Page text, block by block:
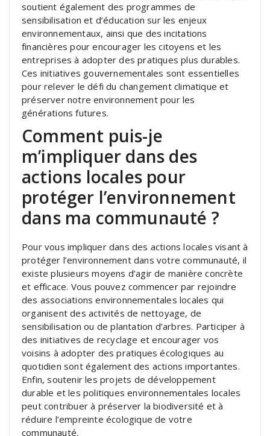
soutient également des programmes de
sensibilisation et d’éducation sur les enjeux
environnementaux, ainsi que des incitations
financières pour encourager les citoyens et les
entreprises à adopter des pratiques plus durables.
Ces initiatives gouvernementales sont essentielles
pour relever le défi du changement climatique et
préserver notre environnement pour les
générations futures.
Comment puis-je
m’impliquer dans des
actions locales pour
protéger l’environnement
dans ma communauté ?
Pour vous impliquer dans des actions locales visant à
protéger l’environnement dans votre communauté, il
existe plusieurs moyens d’agir de manière concrète
et efficace. Vous pouvez commencer par rejoindre
des associations environnementales locales qui
organisent des activités de nettoyage, de
sensibilisation ou de plantation d’arbres. Participer à
des initiatives de recyclage et encourager vos
voisins à adopter des pratiques écologiques au
quotidien sont également des actions importantes.
Enfin, soutenir les projets de développement
durable et les politiques environnementales locales
peut contribuer à préserver la biodiversité et à
réduire l’empreinte écologique de votre
communauté.